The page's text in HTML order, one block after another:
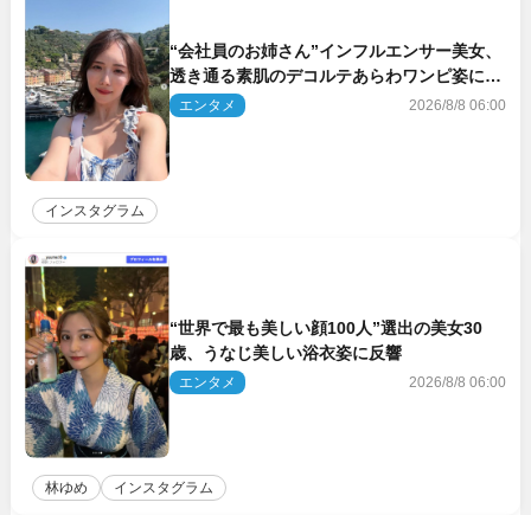
“会社員のお姉さん”インフルエンサー美女、
透き通る素肌のデコルテあらわワンピ姿に反
響エンタメ 2026/8/8 06:00
インスタグラム
“世界で最も美しい顔100人”選出の美女30
歳、うなじ美しい浴衣姿に反響
エンタメ 2026/8/8 06:00
林ゆめ インスタグラム